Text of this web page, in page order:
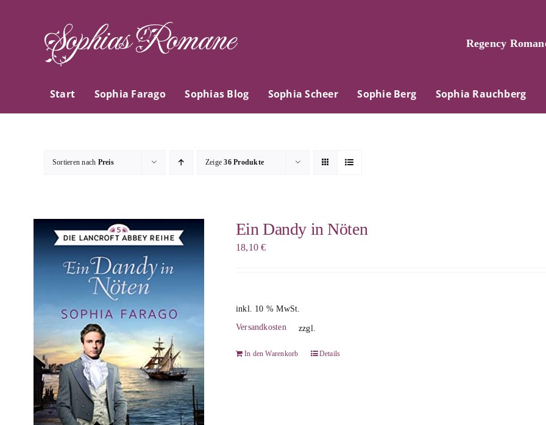
Sophias Romane Regency
Start Sophia Farago Sophias Blog Sophia Scheer Sophie Berg Sophia Rauchberg
Sortieren nach Preis Zeige36 Produkte
Ein Dandy in Nöten
18,10€
inkl. 10 % MwSt.
zzgl.
Versandkosten
In den Warenkorb Details